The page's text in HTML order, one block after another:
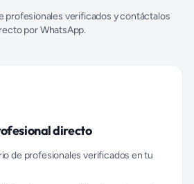
profesionales verificados y contáctalos
por WhatsApp.
directo
de profesionales verificados en tu